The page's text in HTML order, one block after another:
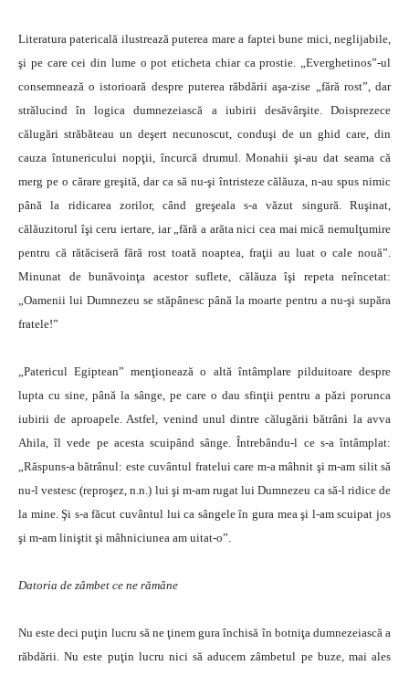
Literatura patericală ilustrează puterea mare a faptei bune mici, neglijabile,
şi pe care cei din lume o pot eticheta chiar ca prostie. „Everghetinos”-ul
consemnează o istorioară despre puterea răbdării aşa-zise „fără rost”, dar
strălucind în logica dumnezeiască a iubirii desăvârşite. Doisprezece
călugări străbăteau un deşert necunoscut, conduşi de un ghid care, din
cauza întunericului nopţii, încurcă drumul. Monahii şi-au dat seama că
merg pe o cărare greşită, dar ca să nu-şi întristeze călăuza, n-au spus nimic
până la ridicarea zorilor, când greşeala s-a văzut singură. Ruşinat,
călăuzitorul îşi ceru iertare, iar „fără a arăta nici cea mai mică nemulţumire
pentru că rătăciseră fără rost toată noaptea, fraţii au luat o cale nouă”.
Minunat de bunăvoinţa acestor suflete, călăuza îşi repeta neîncetat:
„Oamenii lui Dumnezeu se stăpânesc până la moarte pentru a nu-şi supăra
fratele!”
„Patericul Egiptean” menţionează o altă întâmplare pilduitoare despre
lupta cu sine, până la sânge, pe care o dau sfinţii pentru a păzi porunca
iubirii de aproapele. Astfel, venind unul dintre călugării bătrâni la avva
Ahila, îl vede pe acesta scuipând sânge. Întrebându-l ce s-a întâmplat:
„Răspuns-a bătrânul: este cuvântul fratelui care m-a mâhnit şi m-am silit să
nu-l vestesc (reproşez, n.n.) lui şi m-am rugat lui Dumnezeu ca să-l ridice de
la mine. Şi s-a făcut cuvântul lui ca sângele în gura mea şi l-am scuipat jos
şi m-am liniştit şi mâhniciunea am uitat-o”.
Datoria de zâmbet ce ne rămâne
Nu este deci puţin lucru să ne ţinem gura închisă în botniţa dumnezeiască a
răbdării. Nu este puţin lucru nici să aducem zâmbetul pe buze, mai ales